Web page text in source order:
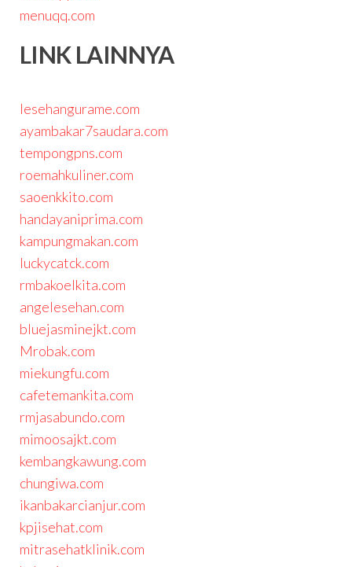
menuqq.com
LINK LAINNYA
lesehangurame.com
ayambakar7saudara.com
tempongpns.com
roemahkuliner.com
saoenkkito.com
handayaniprima.com
kampungmakan.com
luckycatck.com
rmbakoelkita.com
angelesehan.com
bluejasminejkt.com
Mrobak.com
miekungfu.com
cafetemankita.com
rmjasabundo.com
mimoosajkt.com
kembangkawung.com
chungiwa.com
ikanbakarcianjur.com
kpjisehat.com
mitrasehatklinik.com